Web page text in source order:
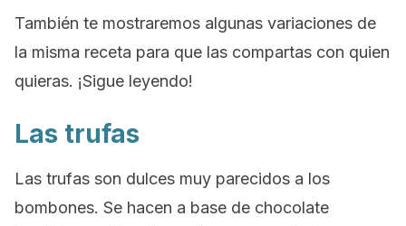
También te mostraremos algunas variaciones de
la misma receta para que las compartas con quien
quieras. ¡Sigue leyendo!
Las trufas
Las trufas son dulces muy parecidos a los
bombones. Se hacen a base de chocolate